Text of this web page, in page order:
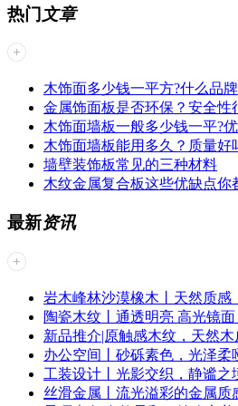
热门文章
木饰面多少钱一平方?什么品
金属饰面板是否环保？安全性
木饰面墙板一般多少钱一平?
木饰面墙板能用多久？质量好
墙壁装饰板常见的三种材料
木纹金属复合板这些优缺点你
最新资讯
岩木峰林沙漠橡木丨天然质感
陶瓷木纹丨​通透明亮 高光镜
新品推介|原触感木纹，天然
办公空间丨砂砾素色，光泽柔
工装设计丨光影交织，静谧之
丝滑金属丨流光溢彩的金属质